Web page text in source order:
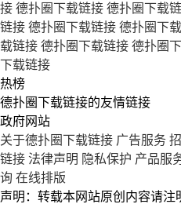
接 德扑圈下载链接 德扑圈下载
链接 德扑圈下载链接 德扑圈下
载链接 德扑圈下载链接 德扑圈
下载链接
热榜
德扑圈下载链接的友情链接
政府网站
关于德扑圈下载链接 广告服务
链接 法律声明 隐私保护 产品服
询 在线排版
声明：转载本网站原创内容请